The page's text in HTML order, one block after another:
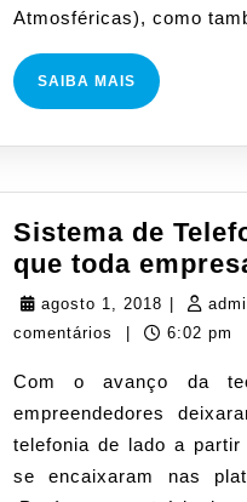
Atmosféricas), como
SAIBA MAIS SAIBA
MAIS
Sistema de
que toda
agosto 1, 2018 agosto
1,
|
comentários
| 6:02 pm
Com o avanço da
empreendedores
telefonia de lado a partir
se encaixaram nas